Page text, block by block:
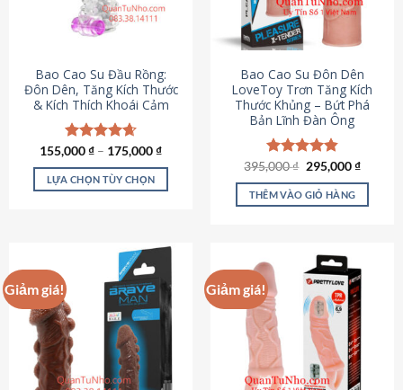
chọn
có
chọn
trên
trang
sản
phẩm
Bao Cao Su Đầu Rồng:
Đôn Dên, Tăng Kích Thước
& Kích Thích Khoái Cảm
Được xếp
hạng4.69
5 sao
155,000₫ – 175,000₫
LỰA CHỌN TÙY CHỌN
nhiều
biến
thể.
Các
tùy
chọn
Bao Cao Su Đôn Dên
LoveToy Trơn Tăng Kích
Thước Khủng – Bứt Phá
Bản Lĩnh Đàn Ông
Được xếp
hạng4.82
5 sao
395,000₫ Giá
là:
395,000 ₫.
295,000₫Giá
tại
THÊM VÀO GIỎ HÀNG
Giảm giá! Giảm giá!